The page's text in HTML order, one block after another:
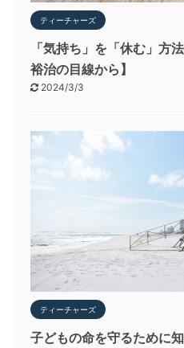
ティーチャーズ
「気持ち」を「休む」方
裕治の目線から】
2024/3/3
ティーチャーズ
子どもの命を守るために